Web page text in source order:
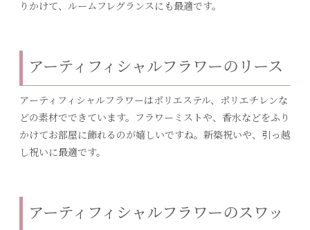
りかけて、ルームフレグランスにも最適です。
アーティフィシャルフラワーのリース
アーティフィシャルフラワーはポリエステル、ポリエチレンな
どの素材でできています。フラワーミストや、香水などをふり
かけてお部屋に飾れるのが嬉しいですね。新築祝いや、引っ越
し祝いに最適です。
アーティフィシャルフラワーのスワッ